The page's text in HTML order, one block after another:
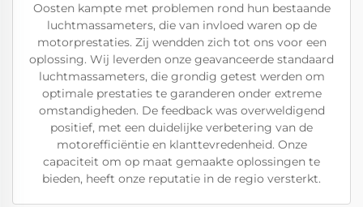
Oosten kampte met problemen rond hun bestaande
luchtmassameters, die van invloed waren op de
motorprestaties. Zij wendden zich tot ons voor een
oplossing. Wij leverden onze geavanceerde standaard
luchtmassameters, die grondig getest werden om
optimale prestaties te garanderen onder extreme
omstandigheden. De feedback was overweldigend
positief, met een duidelijke verbetering van de
motorefficiëntie en klanttevredenheid. Onze
capaciteit om op maat gemaakte oplossingen te
bieden, heeft onze reputatie in de regio versterkt.